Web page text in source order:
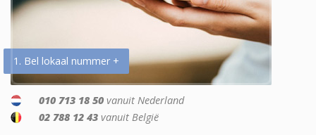
1. Bel lokaal nummer +
010 713 18 50 vanuit Nederland
02 788 12 43 vanuit België